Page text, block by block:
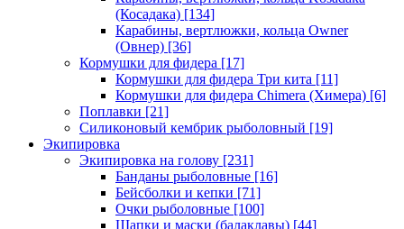
(Косадака) [134]
Карабины, вертлюжки, кольца Owner
(Овнер) [36]
Кормушки для фидера [17]
Кормушки для фидера Три кита [11]
Кормушки для фидера Chimera (Химера) [6]
Поплавки [21]
Силиконовый кембрик рыболовный [19]
Экипировка
Экипировка на голову [231]
Банданы рыболовные [16]
Бейсболки и кепки [71]
Очки рыболовные [100]
Шапки и маски (балаклавы) [44]